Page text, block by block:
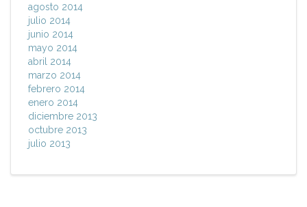
agosto 2014
julio 2014
junio 2014
mayo 2014
abril 2014
marzo 2014
febrero 2014
enero 2014
diciembre 2013
octubre 2013
julio 2013